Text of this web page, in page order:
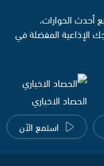
أحدث الحوارات،
الإذاعية المفضلة في
الحصاد الاخباري
استمع الآن